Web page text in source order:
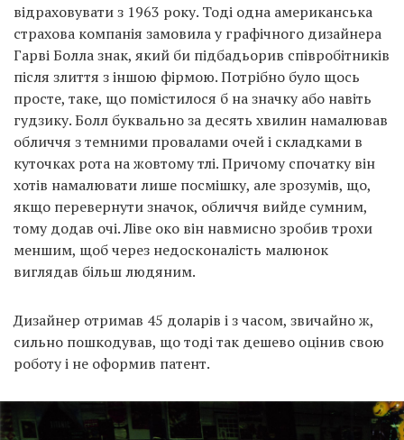
відраховувати з 1963 року. Тоді одна американська
страхова компанія замовила у графічного дизайнера
Гарві Болла знак, який би підбадьорив співробітників
після злиття з іншою фірмою. Потрібно було щось
просте, таке, що помістилося б на значку або навіть
гудзику. Болл буквально за десять хвилин намалював
обличчя з темними провалами очей і складками в
куточках рота на жовтому тлі. Причому спочатку він
хотів намалювати лише посмішку, але зрозумів, що,
якщо перевернути значок, обличчя вийде сумним,
тому додав очі. Ліве око він навмисно зробив трохи
меншим, щоб через недосконалість малюнок
виглядав більш людяним.
Дизайнер отримав 45 доларів і з часом, звичайно ж,
сильно пошкодував, що тоді так дешево оцінив свою
роботу і не оформив патент.